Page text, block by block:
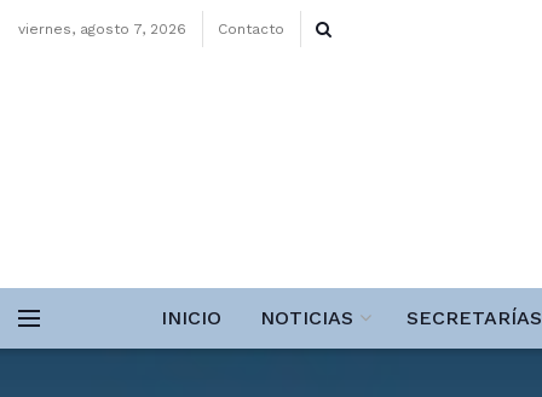
viernes, agosto 7, 2026 Contacto
INICIO NOTICIAS SECRETARÍAS